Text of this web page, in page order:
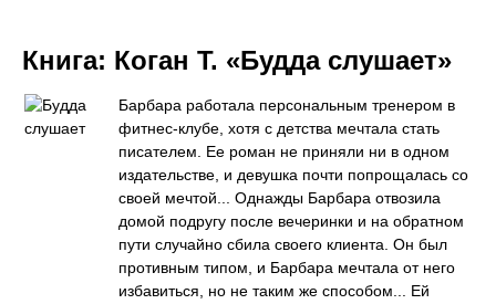
Книга: Коган Т. «Будда слушает»
Барбара работала персональным тренером в
фитнес-клубе, хотя с детства мечтала стать
писателем. Ее роман не приняли ни в одном
издательстве, и девушка почти попрощалась со
своей мечтой... Однажды Барбара отвозила
домой подругу после вечеринки и на обратном
пути случайно сбила своего клиента. Он был
противным типом, и Барбара мечтала от него
избавиться, но не таким же способом... Ей